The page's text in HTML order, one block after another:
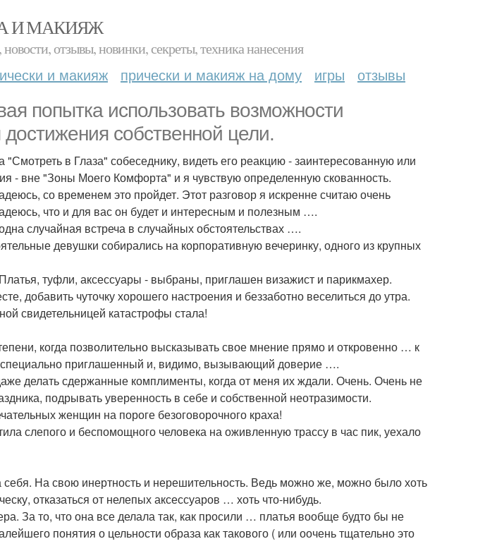
И МАКИЯЖ
отзывы, новинки, секреты, техника нанесения
и макияж прически и макияж на дому игры отзывы
попытка использовать возможности
собственной цели.
в Глаза" собеседнику, видеть его реакцию - заинтересованную или
- вне "Зоны Моего Комфорта" и я чувствую определенную скованность.
со временем это пройдет. Этот разговор я искренне считаю очень
что и для вас он будет и интересным и полезным ….
случайная встреча в случайных обстоятельствах ….
девушки собирались на корпоративную вечеринку, одного из крупных
туфли, аксессуары - выбраны, приглашен визажист и парикмахер.
добавить чуточку хорошего настроения и беззаботно веселиться до утра.
свидетельницей катастрофы стала!
когда позволительно высказывать свое мнение прямо и откровенно … к
приглашенный и, видимо, вызывающий доверие ….
делать сдержанные комплименты, когда от меня их ждали. Очень. Очень не
подрывать уверенность в себе и собственной неотразимости.
женщин на пороге безоговорочного краха!
слепого и беспомощного человека на оживленную трассу в час пик, уехало
На свою инертность и нерешительность. Ведь можно же, можно было хоть
отказаться от нелепых аксессуаров … хоть что-нибудь.
За то, что она все делала так, как просили … платья вообще будто бы не
понятия о цельности образа как такового ( или оочень тщательно это